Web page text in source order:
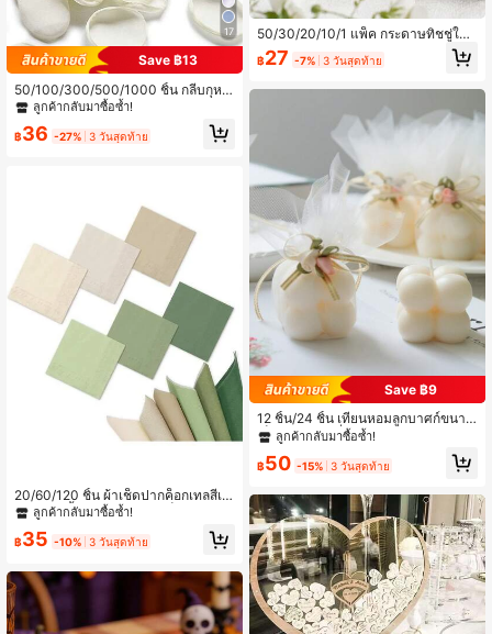
17
Save ฿13
50/100/300/500/1000 ชิ้น กลีบกุหล
าบผ้าไหม, กลีบดอกไม้งานแต่งงาน, กลี
บสีขาว, กลีบกุหลาบประดิษฐ์, ตะกร้าขอ
แต่งงาน, ทางเดิน, งานเลี้ยงสละโสด, ข
ลูกค้ากลับมาซื้อซ้ำ!
฿36 -27% 3 วันสุดท้าย
20/60/120 ชิ้น ผ้าเช็ดปากค็อกเทลสีเขี
ยวเซจ 2 ชั้น สีเขียวเซจ ผ้าเช็ดปากกระ
ดาษสีขาวนวล สีน้ำตาล สีเขียว ผ้าเช็ด
ปากสำหรับงานเลี้ยงแบบใช้แล้วทิ้ง สำ
วเวอร์, 5*5 นิ้ว
ลูกค้ากลับมาซื้อซ้ำ!
฿35 -10% 3 วันสุดท้าย
50/30/20/10/1 แพ็ค กระดาษทิชชู่ใบห
น้าแบบนุ่ม "Happy Tears" ตกแต่งด้ว
ยใบไม้สีเขียว เหมาะสำหรับงานหมั้น ง
สาว และอุปกรณ์งานปาร์ตี้จบการศึกษา
฿27 -7% 3 วันสุดท้าย
Save ฿9
12 ชิ้น/24 ชิ้น เทียนหอมลูกบาศก์ขนาด
เล็ก - เทียนไขถั่วเหลืองลูกบาศก์, เทียน
ตกแต่งบ้าน, ชุดเทียนหอม, ใช้ในบ้านแ
ละของขวัญ, ของขวัญตกแต่งวันหยุด, ข
ยนหอมลูกบาศก์เงางาม, ตกแต่งวันหยุ
ด, ของขวัญปาร์ตี้, ตกแต่งปาร์ตี้, มินิมอ
ล
ลูกค้ากลับมาซื้อซ้ำ!
฿50 -15% 3 วันสุดท้าย